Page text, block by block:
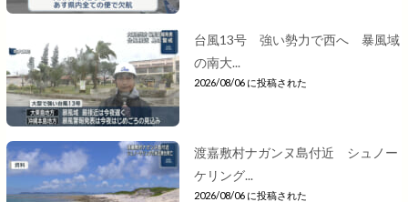
台風13号 強い勢力で西へ 暴風域
の南大...
2026/08/06 に投稿された
渡嘉敷村ナガンヌ島付近 シュノー
ケリング...
2026/08/06 に投稿された